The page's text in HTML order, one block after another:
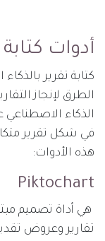
أدوات
كتابة تقرير
الطرق لإنجاز
الذكاء الاصطناعي
في شكل تقرير
هذه الأدوات:
Piktochart
هي أداة تصميم
تقارير وعروض